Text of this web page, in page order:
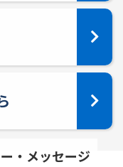
・メッセージ